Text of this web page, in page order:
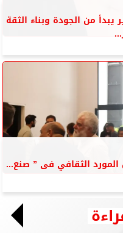
من الجودة وبناء الثقة
الثقافي فى ” صنع...